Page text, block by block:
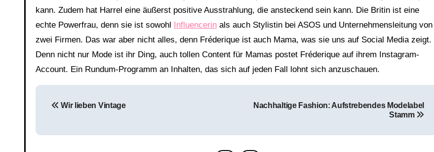
kann. Zudem hat Harrel eine äußerst positive Ausstrahlung, die ansteckend sein kann. Die Britin ist eine
echte Powerfrau, denn sie ist sowohl
Influencerin als auch Stylistin bei ASOS und Unternehmensleitung von
zwei Firmen. Das war aber nicht alles, denn Fréderique ist auch Mama, was sie uns auf Social Media zeigt.
Denn nicht nur Mode ist ihr Ding, auch tollen Content für Mamas postet Fréderique auf ihrem Instagram-
Account. Ein Rundum-Programm an Inhalten, das sich auf jeden Fall lohnt sich anzuschauen.
Wir lieben Vintage
Nachhaltige Fashion: Aufstrebendes Modelabel
Stamm